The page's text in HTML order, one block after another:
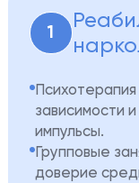
1
Психотерапия
зависимости
импульсы.
Групповые
доверие